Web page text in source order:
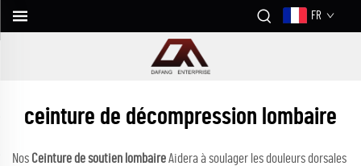
FR
ceinture de décompression lombaire
Nos Ceinture de soutien lombaireAidera à soulager les douleurs dorsales